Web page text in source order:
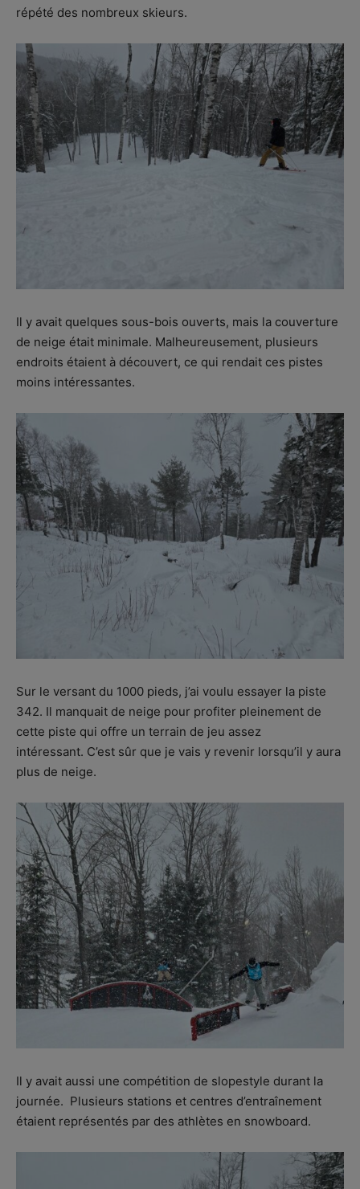
répété des nombreux skieurs.
Il y avait quelques sous-bois ouverts, mais la couverture
de neige était minimale. Malheureusement, plusieurs
endroits étaient à découvert, ce qui rendait ces pistes
moins intéressantes.
Sur le versant du 1000 pieds, j’ai voulu essayer la piste
342. Il manquait de neige pour profiter pleinement de
cette piste qui offre un terrain de jeu assez
intéressant. C’est sûr que je vais y revenir lorsqu’il y aura
plus de neige.
Il y avait aussi une compétition de slopestyle durant la
journée. Plusieurs stations et centres d’entraînement
étaient représentés par des athlètes en snowboard.